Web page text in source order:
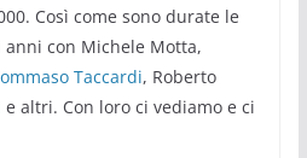
Così come sono durate le
con Michele Motta,
Taccardi, Roberto
e altri. Con loro ci vediamo e ci